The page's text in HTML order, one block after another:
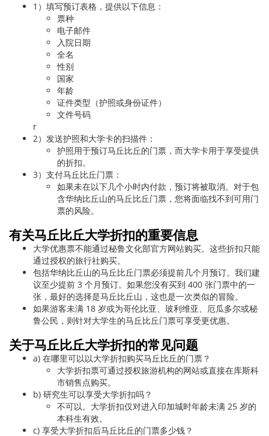
1）填写预订表格，提供以下信息：
票种
电子邮件
入院日期
全名
性别
国家
年龄
证件类型（护照或身份证件）
文件号码
r
2）发送护照和大学卡的扫描件：
护照用于预订马丘比丘的门票，而大学卡用于享受提供
的折扣。
3）支付马丘比丘门票：
如果未在以下几个小时内付款，预订将被取消。对于包
含华纳比丘山的马丘比丘门票，您将面临找不到可用门
票的风险。
有关马丘比丘大学折扣的重要信息
大学优惠票不能通过秘鲁文化部官方网站购买。这些折扣只能
通过授权的旅行社购买。
包括华纳比丘山的马丘比丘门票必须提前几个月预订。我们建
议至少提前 3 个月预订。如果您没有买到 400 张门票中的一
张，最好的选择是马丘比丘山，这也是一次类似的冒险。
如果游客未满 18 岁或为哥伦比亚、玻利维亚、厄瓜多尔或秘
鲁公民，则针对大学生的马丘比丘门票可享受更优惠。
关于马丘比丘大学折扣的常见问题
a) 在哪里可以以大学折扣购买马丘比丘的门票？
大学折扣票可通过授权旅游机构的网站或直接在库斯科
市销售点购买。
b) 研究生可以享受大学折扣吗？
不可以。大学折扣仅对进入印加城时年龄未满 25 岁的
本科生有效。
c) 享受大学折扣后马丘比丘的门票多少钱？